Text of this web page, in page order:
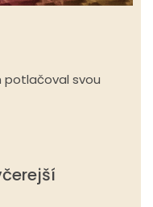
potlačoval svou